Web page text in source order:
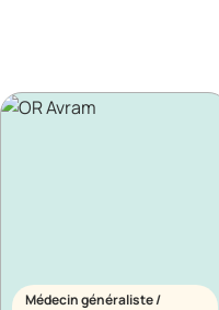
Médecin généraliste /